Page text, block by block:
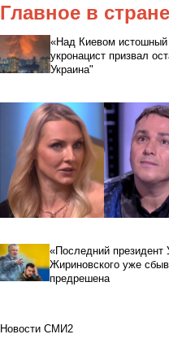
Главное в стране
«Над Киевом
укронацист призвал
Украина"
«Последний президент
Жириновского уже
предрешена
Новости СМИ2